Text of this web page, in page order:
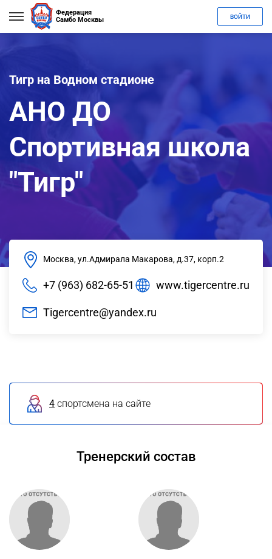
Федерация
Самбо Москвы
ВОЙТИ
Тигр на Водном стадионе
АНО ДО
Спортивная школа
"Тигр"
Москва, ул.Адмирала Макарова, д.37, корп.2
+7 (963) 682-65-51 www.tigercentre.ru
Tigercentre@yandex.ru
4 спортсмена на сайте
Тренерский состав